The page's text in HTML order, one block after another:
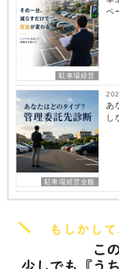
駐車場経営
ペ
駐車場経営全般
あ
し